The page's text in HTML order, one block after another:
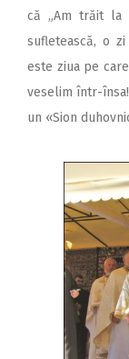
că „Am trăit la
sufletească, o
este ziua pe
veselim într-
un «Sion